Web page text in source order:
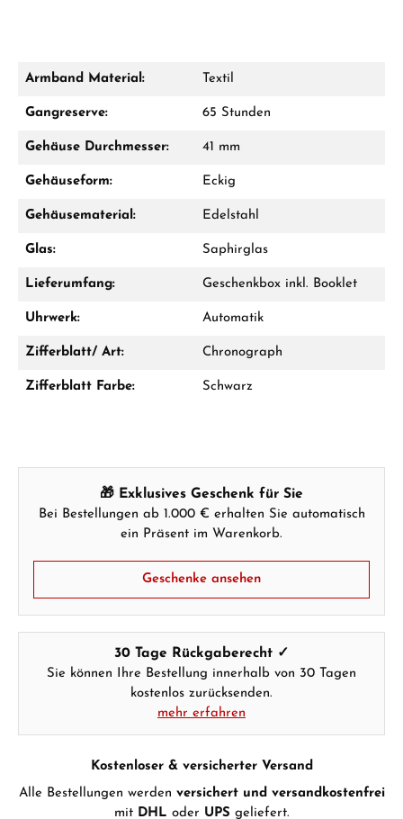
Damon Reiners
WhatsApp Chat
Geschenk im Warenkorb.
GESCHENKE ANSEHEN
Hersteller- & Produktsicherheit
Armband Material: Textil
Gangreserve: 65 Stunden
Gehäuse Durchmesser: 41 mm
Gehäuseform: Eckig
Gehäusematerial: Edelstahl
Glas: Saphirglas
Lieferumfang: Geschenkbox inkl. Booklet
Uhrwerk: Automatik
Zifferblatt/ Art: Chronograph
Zifferblatt Farbe: Schwarz
🎁 Exklusives Geschenk für Sie
Bei Bestellungen ab 1.000 € erhalten Sie automatisch
ein Präsent im Warenkorb.
Geschenke ansehen
30 Tage Rückgaberecht ✓
Sie können Ihre Bestellung innerhalb von 30 Tagen
kostenlos zurücksenden.
mehr erfahren
Kostenloser & versicherter Versand
Alle Bestellungen werden versichert und versandkostenfrei
mit DHL oder UPS geliefert.